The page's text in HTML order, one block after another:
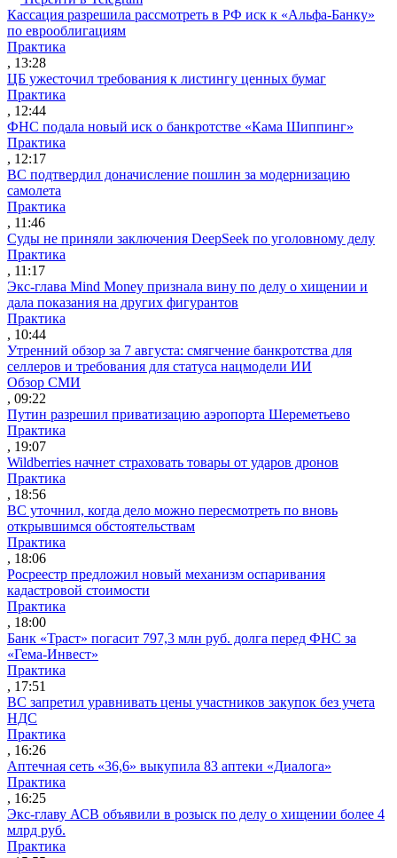
Кассация разрешила рассмотреть в РФ иск к «Альфа-Банку»
по еврооблигациям
Практика
, 13:28
ЦБ ужесточил требования к листингу ценных бумаг
Практика
, 12:44
ФНС подала новый иск о банкротстве «Кама Шиппинг»
Практика
, 12:17
ВС подтвердил доначисление пошлин за модернизацию
самолета
Практика
, 11:46
Суды не приняли заключения DeepSeek по уголовному делу
Практика
, 11:17
Экс-глава Mind Money признала вину по делу о хищении и
дала показания на других фигурантов
Практика
, 10:44
Утренний обзор за 7 августа: смягчение банкротства для
селлеров и требования для статуса нацмодели ИИ
Обзор СМИ
, 09:22
Путин разрешил приватизацию аэропорта Шереметьево
Практика
, 19:07
Wildberries начнет страховать товары от ударов дронов
Практика
, 18:56
ВС уточнил, когда дело можно пересмотреть по вновь
открывшимся обстоятельствам
Практика
, 18:06
Росреестр предложил новый механизм оспаривания
кадастровой стоимости
Практика
, 18:00
Банк «Траст» погасит 797,3 млн руб. долга перед ФНС за
«Гема-Инвест»
Практика
, 17:51
ВС запретил уравнивать цены участников закупок без учета
НДС
Практика
, 16:26
Аптечная сеть «36,6» выкупила 83 аптеки «Диалога»
Практика
, 16:25
Экс-главу АСВ объявили в розыск по делу о хищении более 4
млрд руб.
Практика